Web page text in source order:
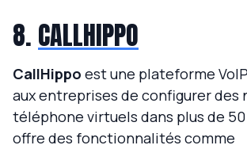
8. CALLHIPPO
CallHippo est une plateforme
aux entreprises de configurer des
téléphone virtuels dans plus de 50
offre des fonctionnalités comme